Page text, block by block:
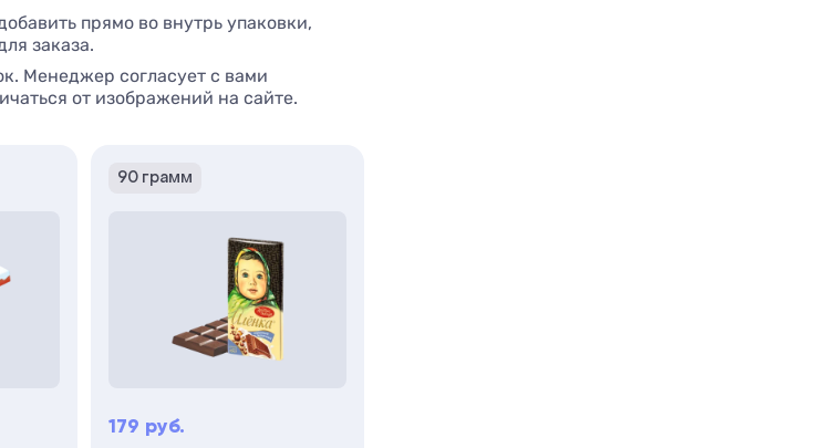
прямо во внутрь упаковки,
заказа.
Менеджер согласует с вами
от изображений на сайте.
90 грамм
179 руб.